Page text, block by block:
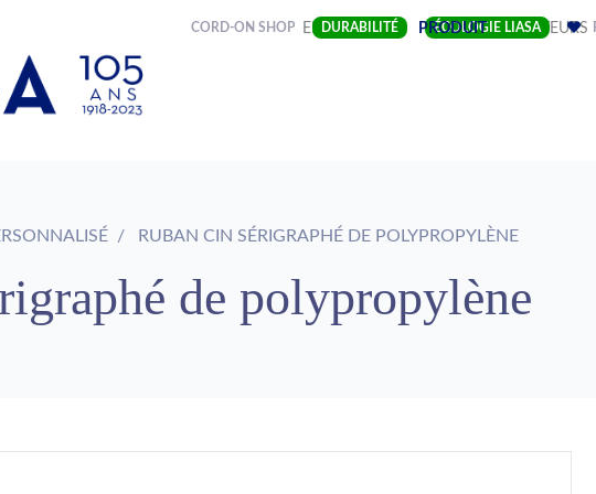
CORD-ON SHOP DURABILITÉ ÉCOLOGIE LIASA
ENTREPRISE (CURRENT)
PRODUIT SECTEURS
RUBAN CIN SÉRIGRAPHÉ DE POLYPROPYLÈNE
de polypropylène